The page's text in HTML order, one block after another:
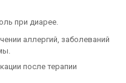
при диарее.
аллергий, заболеваний
после терапии